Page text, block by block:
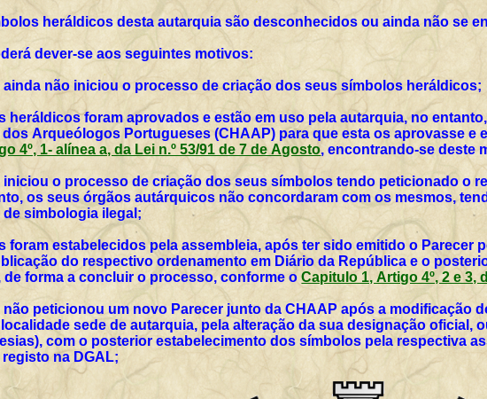
heráldicos desta autarquia são desconhecidos ou ainda não se
dever-se aos seguintes motivos:
ainda não iniciou o processo de criação dos seus símbolos heráldicos;
heráldicos foram aprovados e estão em uso pela autarquia, no
Arqueólogos Portugueses (CHAAP) para que esta os aprovasse e
4º, 1- alínea a, da Lei n.º 53/91 de 7 de Agosto, encontrando-se deste
iniciou o processo de criação dos seus símbolos tendo peticionado o
os seus órgãos autárquicos não concordaram com os mesmos,
simbologia ilegal;
foram estabelecidos pela assembleia, após ter sido emitido o Parecer
do respectivo ordenamento em Diário da República e o
de forma a concluir o processo, conforme oCapitulo 1, Artigo 4º, 2 e 3,
não peticionou um novo Parecer junto da CHAAP após a modificação
sede de autarquia, pela alteração da sua designação oficial,
com o posterior estabelecimento dos símbolos pela respectiva
na DGAL;